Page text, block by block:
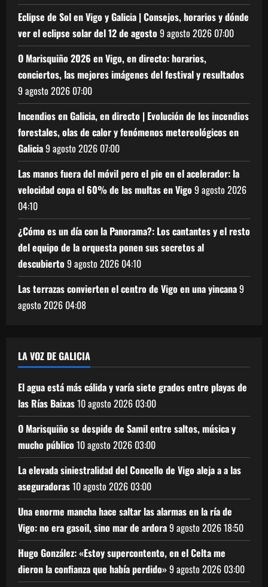
Eclipse de Sol en Vigo y Galicia | Consejos, horarios y dónde
ver el eclipse solar del 12 de agosto9 agosto 2026 07:00
O Marisquiño 2026 en Vigo, en directo: horarios,
conciertos, las mejores imágenes del festival y resultados
9 agosto 2026 07:00
Incendios en Galicia, en directo | Evolución de los incendios
forestales, olas de calor y fenómenos metereológicos en
Galicia9 agosto 2026 07:00
Las manos fuera del móvil pero el pie en el acelerador: la
velocidad copa el 60% de las multas en Vigo9 agosto 2026
04:10
¿Cómo es un día con la Panorama?: Los cantantes y el resto
del equipo de la orquesta ponen sus secretos al
descubierto9 agosto 2026 04:10
Las terrazas convierten el centro de Vigo en una yincana9
agosto 2026 04:08
LA VOZ DE GALICIA
El agua está más cálida y varía siete grados entre playas de
las Rías Baixas10 agosto 2026 03:00
O Marisquiño se despide de Samil entre saltos, música y
mucho público10 agosto 2026 03:00
La elevada siniestralidad del Concello de Vigo aleja a a las
aseguradoras10 agosto 2026 03:00
Una enorme mancha hace saltar las alarmas en la ría de
Vigo: no era gasoil, sino mar de ardora9 agosto 202618:50
Hugo González: «Estoy supercontento, en el Celta me
dieron la confianza que había perdido»9 agosto 2026 03:00